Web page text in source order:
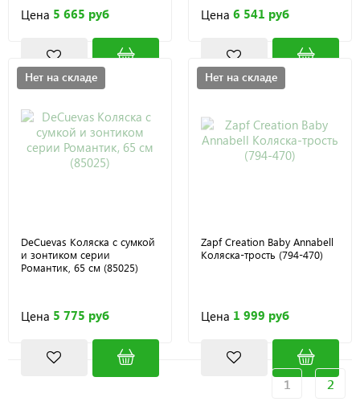
Цена 5 665 руб Цена 6 541 руб
Нет на складе
DeCuevas Коляска с сумкой
и зонтиком серии
Романтик, 65 см (85025)
Цена 5 775 руб
Нет на складе
Zapf Creation Baby Annabell
Коляска-трость (794-470)
Цена 1 999 руб
1 2